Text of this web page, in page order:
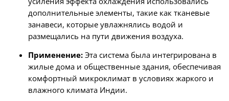
дополнительные элементы, такие как тканевые
занавеси, которые увлажнялись водой и
размещались на пути движения воздуха.
Применение:Эта система была интегрирована в
жилые дома и общественные здания, обеспечивая
комфортный микроклимат в условиях жаркого и
влажного климата Индии.